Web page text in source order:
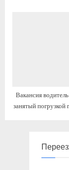
Вакансия
занятый погрузкой